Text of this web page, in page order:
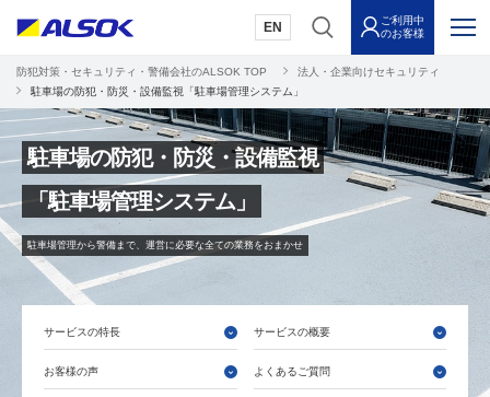
EN
ご利用中
のお客様
防犯対策・セキュリティ・警備会社のALSOK TOP
法人・企業向けセキュリティ
駐車場の防犯・防災・設備監視「駐車場管理システム」
駐車場の防犯・防災・設備監視
「駐車場管理システム」
駐車場管理から警備まで、運営に必要な全ての業務をおまかせ
サービスの特長 サービスの概要
お客様の声 よくあるご質問